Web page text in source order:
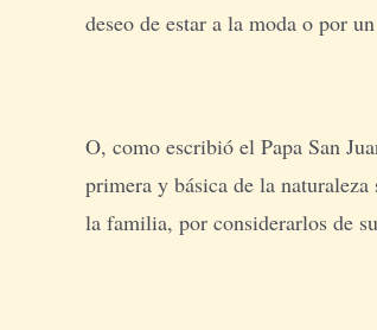
deseo de estar a la moda o por
O, como escribió el Papa San
primera y básica de la
la familia, por considerarlos de